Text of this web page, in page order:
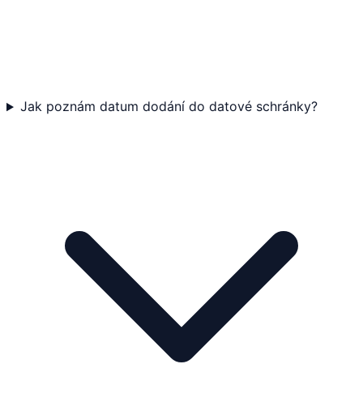
Jak poznám datum dodání do datové schránky?